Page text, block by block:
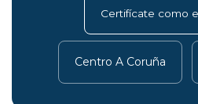
Certifícate como
Centro A Coruña